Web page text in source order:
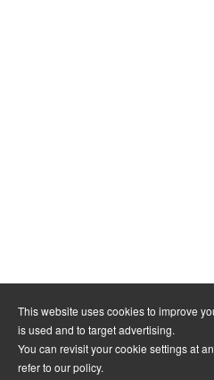
This website uses cookies to improve
is used and to target advertising.
You can revisit your cookie settings at
refer to our policy.